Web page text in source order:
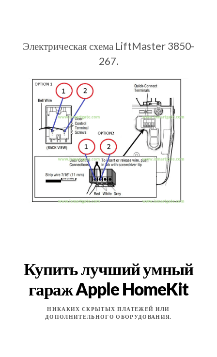
Электрическая схема LiftMaster 3850-
267.
Купить лучший умный
гараж Apple HomeKit
НИКАКИХ СКРЫТЫХ ПЛАТЕЖЕЙ ИЛИ
ДОПОЛНИТЕЛЬНОГО ОБОРУДОВАНИЯ.